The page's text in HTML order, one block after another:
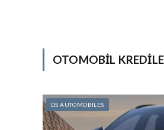
OTOMOBİL
DS AUTOMOBILES